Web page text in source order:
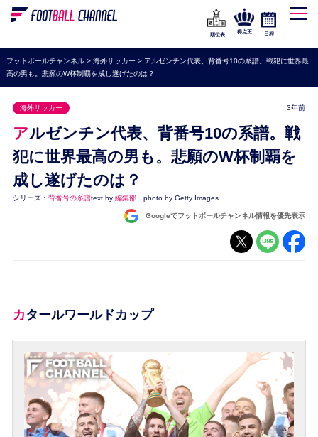
WEリーグ
海外サッカー
プレミアリーグ
ラ・リーガ
セリエA
ブンデスリーガ
UEFA
ナショナルチーム
順位表
得点王 日程
フットボールチャンネル> 海外サッカー > アルゼンチン代表、背番号10の系譜。戦犯に世界最
高の男も。悲願のW杯制覇を成し遂げたのは？
海外サッカー 3年前
アルゼンチン代表、背番号10の系譜。戦
犯に世界最高の男も。悲願のW杯制覇を
成し遂げたのは？
シリーズ： 背番号の系譜text by 編集部 photo by Getty Images
Googleでフットボールチャンネル情報を優先表示
カタールワールドカップ